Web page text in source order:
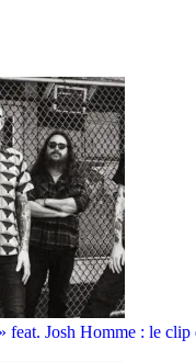
feat. Josh Homme : le clip